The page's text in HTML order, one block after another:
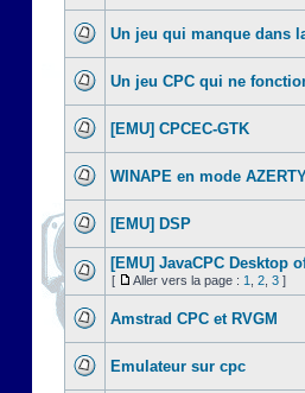
Un jeu qui manque dans
Un jeu CPC qui ne
[EMU] CPCEC-GTK
WINAPE en mode
[EMU] DSP
[EMU] JavaCPC Desktop
[ Aller vers la page : 1 2 3 ]
Amstrad CPC et RVGM
Emulateur sur cpc